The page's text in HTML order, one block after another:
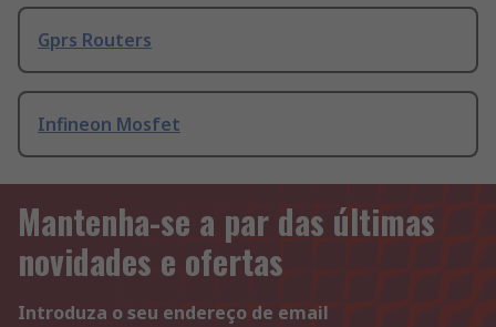
Gprs Routers
Infineon Mosfet
Mantenha-se a par das últimas
novidades e ofertas
Introduza o seu endereço de email